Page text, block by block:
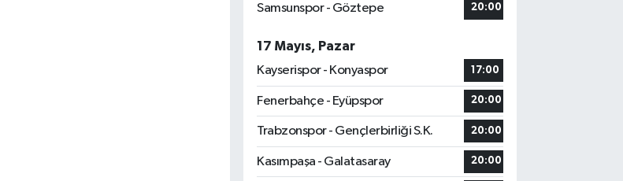
Samsunspor - Göztepe 20:00
17 Mayıs, Pazar
Kayserispor - Konyaspor
17:00
Fenerbahçe - Eyüpspor 20:00
Trabzonspor - Gençlerbirliği S.K. 20:00
Kasımpaşa - Galatasaray 20:00